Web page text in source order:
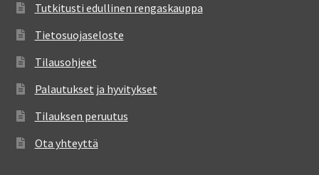
Tutkitusti edullinen rengaskauppa
Tietosuojaseloste
Tilausohjeet
Palautukset ja hyvitykset
Tilauksen peruutus
Ota yhteyttä